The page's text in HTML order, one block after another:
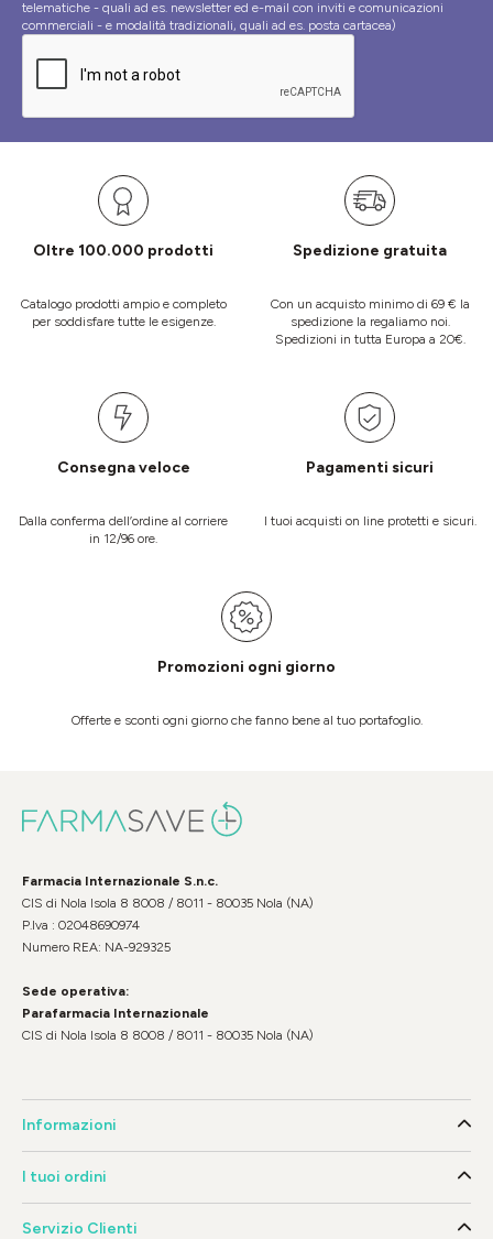
telematiche - quali ad es. newsletter ed e-mail con inviti e comunicazioni
commerciali - e modalità tradizionali, quali ad es. posta cartacea)
Oltre 100.000 prodotti
Catalogo prodotti ampio e completo
per soddisfare tutte le esigenze.
Spedizione gratuita
Con un acquisto minimo di 69 € la
spedizione la regaliamo noi.
Spedizioni in tutta Europa a 20€.
Consegna veloce
Dalla conferma dell’ordine al corriere
in 12/96 ore.
Pagamenti sicuri
I tuoi acquisti on line protetti e sicuri.
Promozioni ogni giorno
Offerte e sconti ogni giorno che fanno bene al tuo portafoglio.
Farmacia Internazionale S.n.c.
CIS di Nola Isola 8 8008 / 8011 - 80035 Nola (NA)
P.Iva : 02048690974
Numero REA: NA-929325
Sede operativa:
Parafarmacia Internazionale
CIS di Nola Isola 8 8008 / 8011 - 80035 Nola (NA)
Informazioni
I tuoi ordini
Servizio Clienti